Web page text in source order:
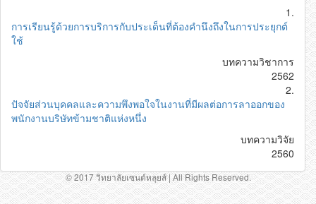
1.
การเรียนรู้ด้วยการบริการกับประเด็นที่ต้องคำนึงถึงในการประยุกต์
ใช้
บทความวิชาการ
2562
2.
ปัจจัยส่วนบุคคลและความพึงพอใจในงานที่มีผลต่อการลาออกของ
พนักงานบริษัทข้ามชาติแห่งหนึ่ง
บทความวิจัย
2560
© 2017 วิทยาลัยเซนต์หลุยส์ | All Rights Reserved.